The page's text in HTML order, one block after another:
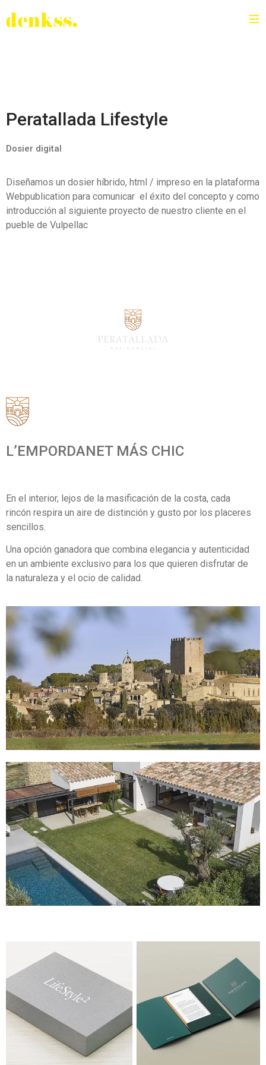
Peratallada Lifestyle
Dosier digital
Diseñamos un dosier híbrido, html / impreso en la plataforma
Webpublication para comunicar el éxito del concepto y como
introducción al siguiente proyecto de nuestro cliente en el
pueble de Vulpellac
L’EMPORDANET MÁS CHIC
En el interior, lejos de la masificación de la costa, cada
rincón respira un aire de distinción y gusto por los placeres
sencillos.
Una opción ganadora que combina elegancia y autenticidad
en un ambiente exclusivo para los que quieren disfrutar de
la naturaleza y el ocio de calidad.